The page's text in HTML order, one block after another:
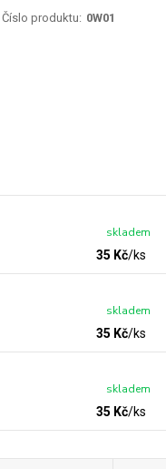
Číslo produktu: 0W01
35 Kč/ks
skladem
35 Kč/ks
skladem
35 Kč/ks
skladem